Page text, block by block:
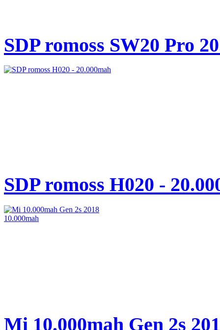
SDP romoss SW20 Pro
SDP romoss H020 -
Mi 10.000mah Gen 2s